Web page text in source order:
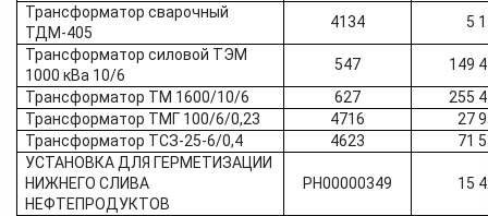
Трансформатор сварочный
ТДМ-405
4134
5
Трансформатор силовой ТЭМ
1000 кВа 10/6
547
149
Трансформатор ТМ 1600/10/6
627
255
Трансформатор ТМГ 100/6/0,23
4716
27
Трансформатор ТСЗ-25-6/0,4
4623
71
УСТАНОВКА ДЛЯ ГЕРМЕТИЗАЦИИ
НИЖНЕГО СЛИВА
НЕФТЕПРОДУКТОВ
РН00000349 15